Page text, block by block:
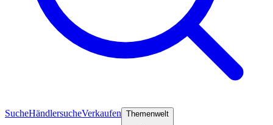
SucheHändlersucheVerkaufen Themenwelt